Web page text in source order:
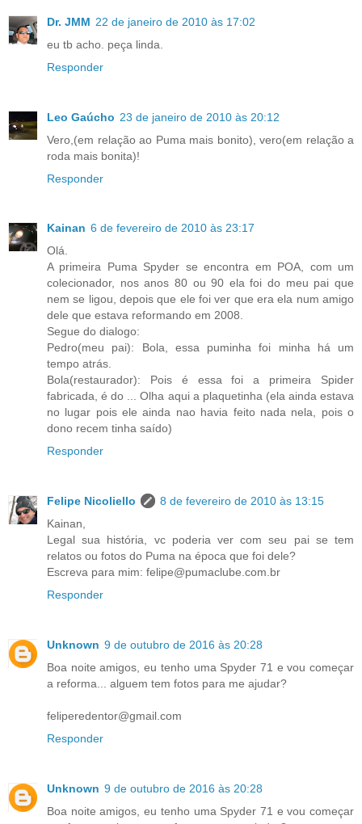
Dr. JMM 22 de janeiro de 2010 às 17:02
eu tb acho. peça linda.
Responder
Leo Gaúcho 23 de janeiro de 2010 às 20:12
Vero,(em relação ao Puma mais bonito), vero(em relação a
roda mais bonita)!
Responder
Kainan 6 de fevereiro de 2010 às 23:17
Olá.
A primeira Puma Spyder se encontra em POA, com um
colecionador, nos anos 80 ou 90 ela foi do meu pai que
nem se ligou, depois que ele foi ver que era ela num amigo
dele que estava reformando em 2008.
Segue do dialogo:
Pedro(meu pai): Bola, essa puminha foi minha há um
tempo atrás.
Bola(restaurador): Pois é essa foi a primeira Spider
fabricada, é do ... Olha aqui a plaquetinha (ela ainda estava
no lugar pois ele ainda nao havia feito nada nela, pois o
dono recem tinha saído)
Responder
Felipe Nicoliello
8 de fevereiro de 2010 às 13:15
Kainan,
Legal sua história, vc poderia ver com seu pai se tem
relatos ou fotos do Puma na época que foi dele?
Escreva para mim: felipe@pumaclube.com.br
Responder
Unknown 9 de outubro de 2016 às 20:28
Boa noite amigos, eu tenho uma Spyder 71 e vou começar
a reforma... alguem tem fotos para me ajudar?
feliperedentor@gmail.com
Responder
Unknown 9 de outubro de 2016 às 20:28
Boa noite amigos, eu tenho uma Spyder 71 e vou começar